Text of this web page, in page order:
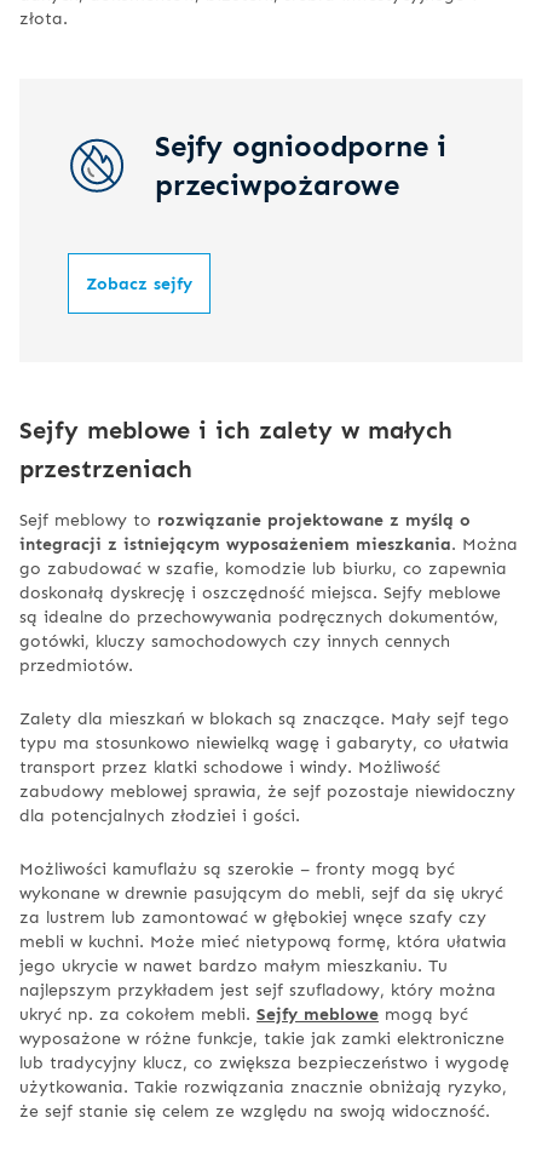
złota.
Sejfy ognioodporne i
przeciwpożarowe
Zobacz sejfy
Sejfy meblowe i ich zalety w małych
przestrzeniach
Sejf meblowy to rozwiązanie projektowane z myślą o
integracji z istniejącym wyposażeniem mieszkania. Można
go zabudować w szafie, komodzie lub biurku, co zapewnia
doskonałą dyskrecję i oszczędność miejsca. Sejfy meblowe
są idealne do przechowywania podręcznych dokumentów,
gotówki, kluczy samochodowych czy innych cennych
przedmiotów.
Zalety dla mieszkań w blokach są znaczące. Mały sejf tego
typu ma stosunkowo niewielką wagę i gabaryty, co ułatwia
transport przez klatki schodowe i windy. Możliwość
zabudowy meblowej sprawia, że sejf pozostaje niewidoczny
dla potencjalnych złodziei i gości.
Możliwości kamuflażu są szerokie – fronty mogą być
wykonane w drewnie pasującym do mebli, sejf da się ukryć
za lustrem lub zamontować w głębokiej wnęce szafy czy
mebli w kuchni. Może mieć nietypową formę, która ułatwia
jego ukrycie w nawet bardzo małym mieszkaniu. Tu
najlepszym przykładem jest sejf szufladowy, który można
ukryć np. za cokołem mebli. Sejfy meblowe mogą być
wyposażone w różne funkcje, takie jak zamki elektroniczne
lub tradycyjny klucz, co zwiększa bezpieczeństwo i wygodę
użytkowania. Takie rozwiązania znacznie obniżają ryzyko,
że sejf stanie się celem ze względu na swoją widoczność.